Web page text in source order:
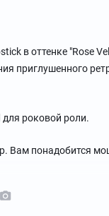
в оттенке "Rose
приглушенного
роковой роли.
Вам понадобится